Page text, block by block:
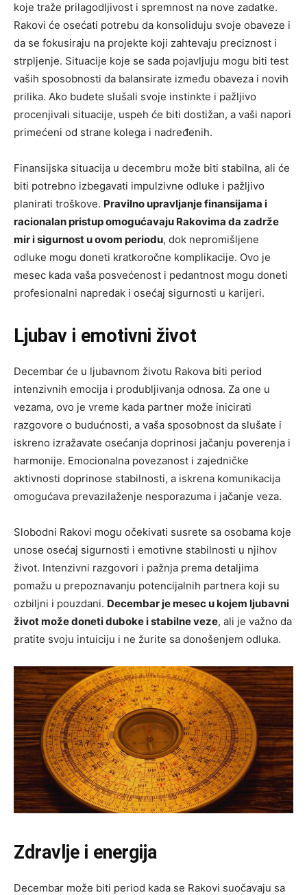
koje traže prilagodljivost i spremnost na nove zadatke.
Rakovi će osećati potrebu da konsoliduju svoje obaveze i
da se fokusiraju na projekte koji zahtevaju preciznost i
strpljenje. Situacije koje se sada pojavljuju mogu biti test
vaših sposobnosti da balansirate između obaveza i novih
prilika. Ako budete slušali svoje instinkte i pažljivo
procenjivali situacije, uspeh će biti dostižan, a vaši napori
primećeni od strane kolega i nadređenih.
Finansijska situacija u decembru može biti stabilna, ali će
biti potrebno izbegavati impulzivne odluke i pažljivo
planirati troškove. Pravilno upravljanje finansijama i
racionalan pristup omogućavaju Rakovima da zadrže
mir i sigurnost u ovom periodu, dok nepromišljene
odluke mogu doneti kratkoročne komplikacije. Ovo je
mesec kada vaša posvećenost i pedantnost mogu doneti
profesionalni napredak i osećaj sigurnosti u karijeri.
Ljubav i emotivni život
Decembar će u ljubavnom životu Rakova biti period
intenzivnih emocija i produbljivanja odnosa. Za one u
vezama, ovo je vreme kada partner može inicirati
razgovore o budućnosti, a vaša sposobnost da slušate i
iskreno izražavate osećanja doprinosi jačanju poverenja i
harmonije. Emocionalna povezanost i zajedničke
aktivnosti doprinose stabilnosti, a iskrena komunikacija
omogućava prevazilaženje nesporazuma i jačanje veza.
Slobodni Rakovi mogu očekivati susrete sa osobama koje
unose osećaj sigurnosti i emotivne stabilnosti u njihov
život. Intenzivni razgovori i pažnja prema detaljima
pomažu u prepoznavanju potencijalnih partnera koji su
ozbiljni i pouzdani. Decembar je mesec u kojem ljubavni
život može doneti duboke i stabilne veze, ali je važno da
pratite svoju intuiciju i ne žurite sa donošenjem odluka.
Zdravlje i energija
Decembar može biti period kada se Rakovi suočavaju sa